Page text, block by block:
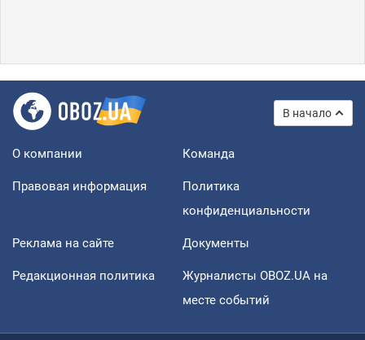
В начало
О компании Команда
Правовая информация
Политика
конфиденциальности
Реклама на сайте Документы
Редакционная политика
Журналисты OBOZ.UA на
месте событий